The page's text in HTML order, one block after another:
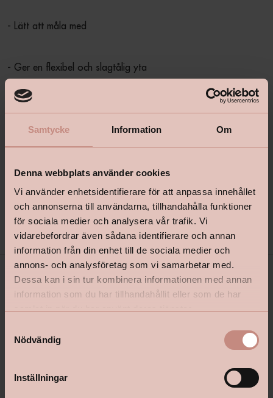
Samtycke Information Om
Denna webbplats använder cookies
Vi använder enhetsidentifierare för att anpassa innehållet
och annonserna till användarna, tillhandahålla funktioner
för sociala medier och analysera vår trafik. Vi
vidarebefordrar även sådana identifierare och annan
information från din enhet till de sociala medier och
annons- och analysföretag som vi samarbetar med.
Dessa kan i sin tur kombinera informationen med annan
information som du har tillhandahållit eller som de har
Nödvändig
Inställningar
- Lätt att måla med
- Ger en flexibel och slagtålig yta
Produktbeskrivning +
Specifikationer